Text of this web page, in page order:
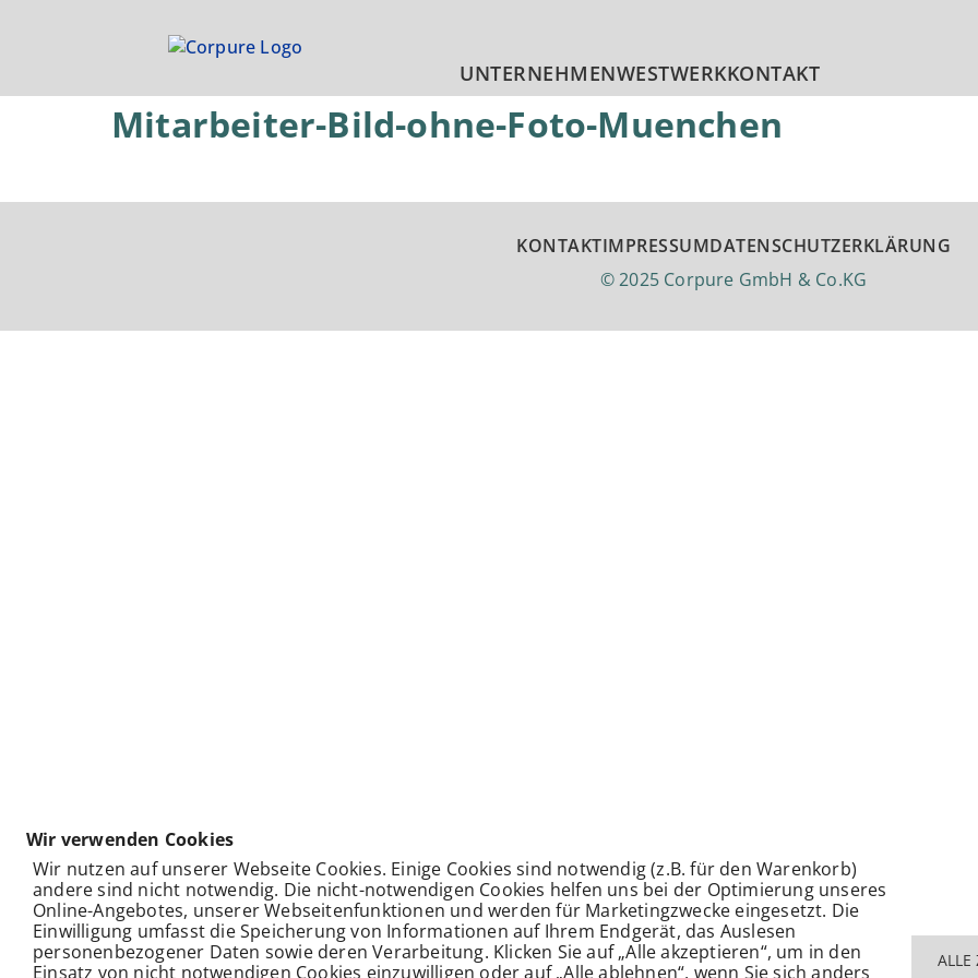
UNTERNEHMENWESTWERKKONTAKT
Mitarbeiter-Bild-ohne-Foto-Muenchen
KONTAKTIMPRESSUMDATENSCHUTZERKLÄRUNG
© 2025 Corpure GmbH & Co.KG
Wir verwenden Cookies
Wir nutzen auf unserer Webseite Cookies. Einige Cookies sind notwendig (z.B. für den Warenkorb)
andere sind nicht notwendig. Die nicht-notwendigen Cookies helfen uns bei der Optimierung unseres
Online-Angebotes, unserer Webseitenfunktionen und werden für Marketingzwecke eingesetzt. Die
Einwilligung umfasst die Speicherung von Informationen auf Ihrem Endgerät, das Auslesen
personenbezogener Daten sowie deren Verarbeitung. Klicken Sie auf „Alle akzeptieren“, um in den
Einsatz von nicht notwendigen Cookies einzuwilligen oder auf „Alle ablehnen“, wenn Sie sich anders
ALLE